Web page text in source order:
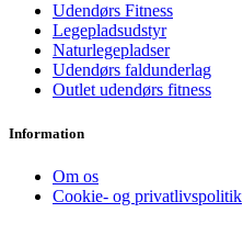
Udendørs Fitness
Legepladsudstyr
Naturlegepladser
Udendørs faldunderlag
Outlet udendørs fitness
Information
Om os
Cookie- og privatlivspolitik